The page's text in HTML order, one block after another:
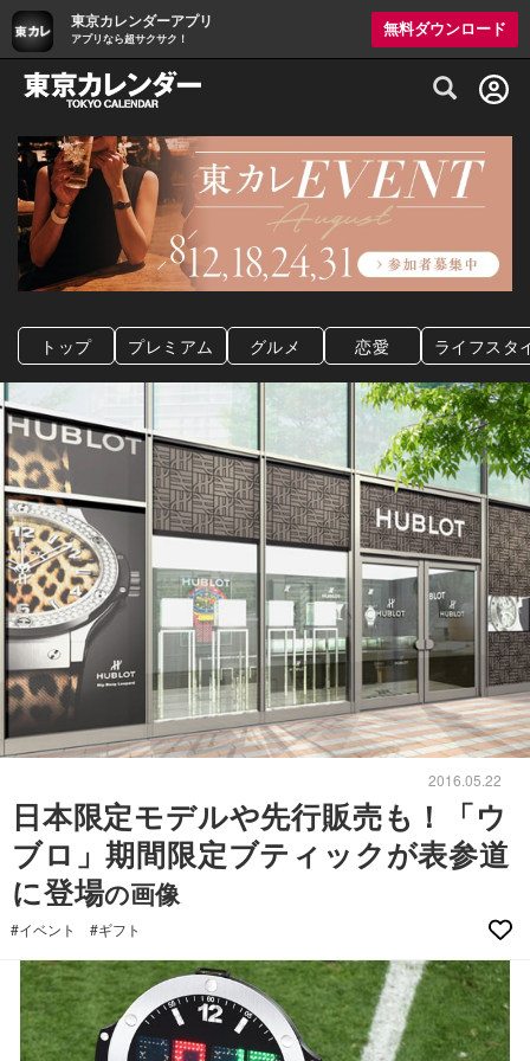
東京カレンダーアプリ
アプリなら超サクサク！
無料ダウンロード
グルメ情報・プレミアムレストラン予約
トップ プレミアム グルメ 恋愛 ライフスタ
2016.05.22
日本限定モデルや先行販売も！「ウ
ブロ」期間限定ブティックが表参道
に登場の画像
#イベント #ギフト